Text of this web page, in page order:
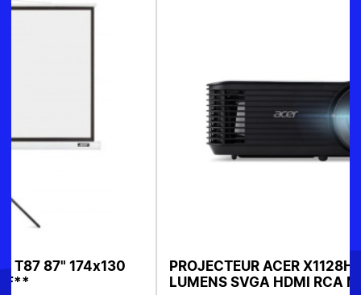
PROJECTEUR ACER X1128H 4500 ANSI
LUMENS SVGA HDMI RCA MR.JTG11.001